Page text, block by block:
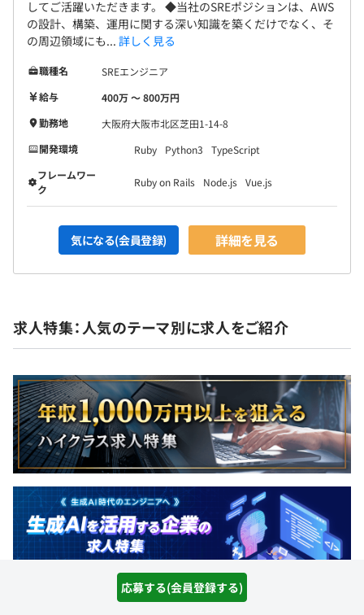
応募する(会員登録する)
してご活躍いただきます。 ◆当社のSREポジションは、AWS
の設計、構築、運用に関する深い知識を築くだけでなく、そ
の周辺領域にも... 詳しく見る
職種名
SREエンジニア
給与
400万 〜 800万円
勤務地
大阪府大阪市北区芝田1-14-8
開発環境
Ruby Python3
TypeScript
フレームワー
ク
Ruby on Rails Node.js Vue.js
気になる(会員登録) 詳細を見る
求人特集：人気のテーマ別に求人をご紹介